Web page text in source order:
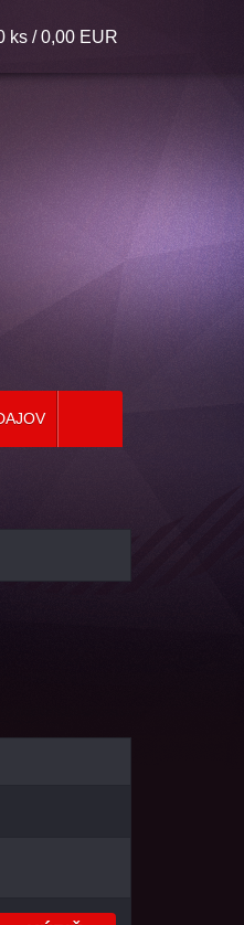
ks / 0,00 EUR